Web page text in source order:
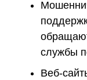
службы
Веб-